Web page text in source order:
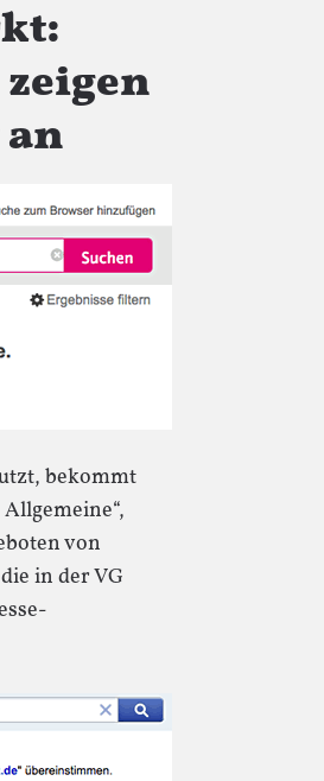
bekommt
von
in der VG